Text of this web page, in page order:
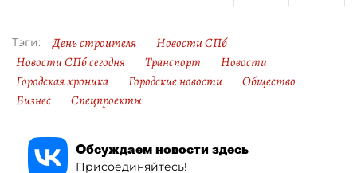
Тэги: День строителя
Новости СПб
Новости СПб сегодня
Транспорт
Новости
Городская хроника
Городские новости
Общество
Бизнес
Спецпроекты
Обсуждаем новости здесь
Присоединяйтесь!